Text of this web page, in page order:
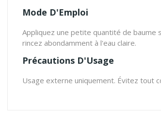
Mode D'Emploi
Appliquez une petite quantité de baume
rincez abondamment à l'eau claire.
Précautions D'Usage
Usage externe uniquement. Évitez tout